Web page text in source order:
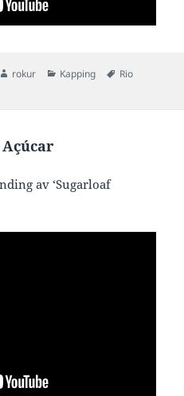
Author
rokur Categories
Kapping Tags
Rio
í Rio – Á heimleið
Açúcar
av ‘Sugarloaf